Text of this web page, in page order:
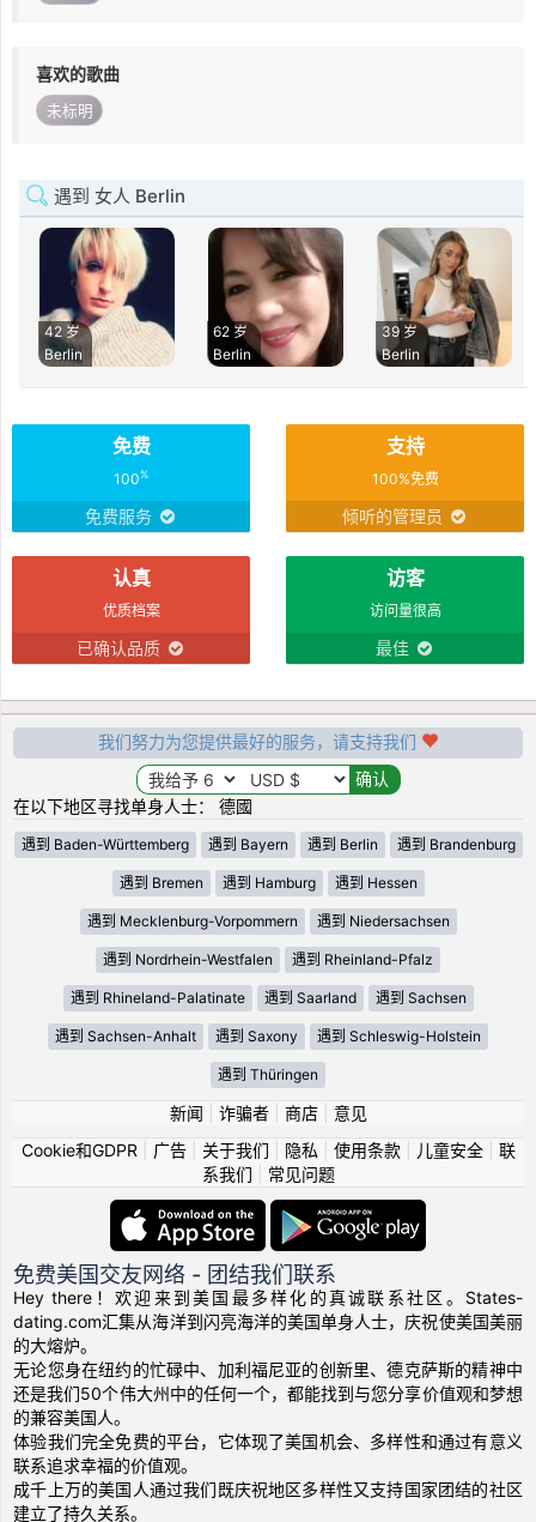
喜欢的歌曲
未标明
遇到 女人 Berlin
42 岁
Berlin
62 岁
Berlin
39 岁
Berlin
免费
100%
免费服务
支持
100%免费
倾听的管理员
认真
优质档案
已确认品质
访客
访问量很高
最佳
我们努力为您提供最好的服务，请支持我们
在以下地区寻找单身人士： 德國
遇到 Baden-Württemberg 遇到 Bayern 遇到 Berlin 遇到 Brandenburg
遇到 Bremen 遇到 Hamburg 遇到 Hessen
遇到 Mecklenburg-Vorpommern 遇到 Niedersachsen
遇到 Nordrhein-Westfalen 遇到 Rheinland-Pfalz
遇到 Rhineland-Palatinate 遇到 Saarland 遇到 Sachsen
遇到 Sachsen-Anhalt 遇到 Saxony 遇到 Schleswig-Holstein
遇到 Thüringen
新闻 诈骗者| 商店| 意见
Cookie和GDPR
广告| 关于我们 隐私 使用条款| 儿童安全| 联
系我们
常见问题
免费美国交友网络 - 团结我们联系
Hey there！欢迎来到美国最多样化的真诚联系社区。States-
dating.com汇集从海洋到闪亮海洋的美国单身人士，庆祝使美国美丽
的大熔炉。
无论您身在纽约的忙碌中、加利福尼亚的创新里、德克萨斯的精神中
还是我们50个伟大州中的任何一个，都能找到与您分享价值观和梦想
的兼容美国人。
体验我们完全免费的平台，它体现了美国机会、多样性和通过有意义
联系追求幸福的价值观。
成千上万的美国人通过我们既庆祝地区多样性又支持国家团结的社区
建立了持久关系。